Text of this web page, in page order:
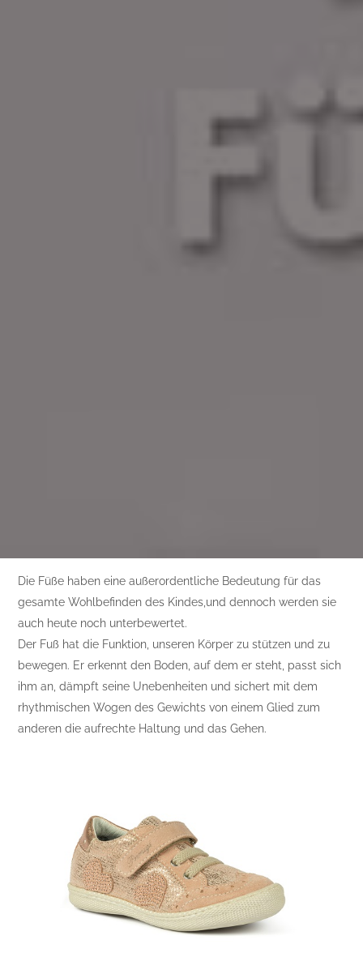
Die Füße haben eine außerordentliche Bedeutung für das
gesamte Wohlbefinden des Kindes,und dennoch werden sie
auch heute noch unterbewertet.
Der Fuß hat die Funktion, unseren Körper zu stützen und zu
bewegen. Er erkennt den Boden, auf dem er steht, passt sich
ihm an, dämpft seine Unebenheiten und sichert mit dem
rhythmischen Wogen des Gewichts von einem Glied zum
anderen die aufrechte Haltung und das Gehen.